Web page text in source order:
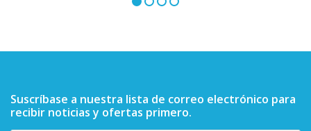
Suscríbase a nuestra lista de correo electrónico para
recibir noticias y ofertas primero.